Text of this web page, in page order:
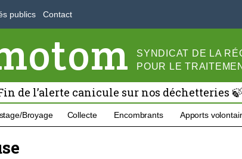
publics Contact
SYNDICAT DE LA
POUR LE
de l’alerte canicule sur nos déchetteries 🍃
Broyage Collecte Encombrants Apports